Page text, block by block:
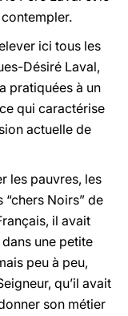
ici tous les
Désiré Laval,
pratiquées à un
qui caractérise
actuelle de
les pauvres, les
“chers Noirs” de
il avait
une petite
peu à peu,
qu’il avait
son métier